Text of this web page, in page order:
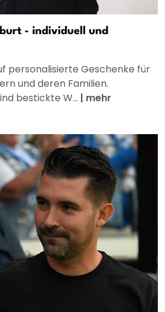
- individuell und
personalisierte Geschenke für
und deren Familien.
bestickte W... | mehr